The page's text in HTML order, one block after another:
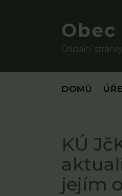
Oficiální
DOMŮ
KÚ
jejím